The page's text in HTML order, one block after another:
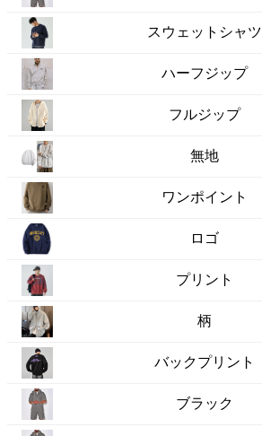
スウェットシャツ
ハーフジップ
フルジップ
無地
ワンポイント
ロゴ
プリント
柄
バックプリント
ブラック